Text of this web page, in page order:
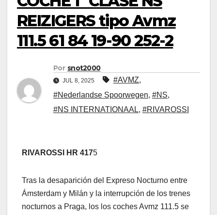
REIZIGERS tipo Avmz
111.5 61 84 19-90 252-2
Por snot2000
JUL 8, 2025 #AVMZ,
#Nederlandse Spoorwegen, #NS,
#NS INTERNATIONAAL, #RIVAROSSI
RIVAROSSI HR 4175
Tras la desaparición del Expreso Nocturno entre
Ámsterdam y Milán y la interrupción de los trenes
nocturnos a Praga, los los coches Avmz 111.5 se